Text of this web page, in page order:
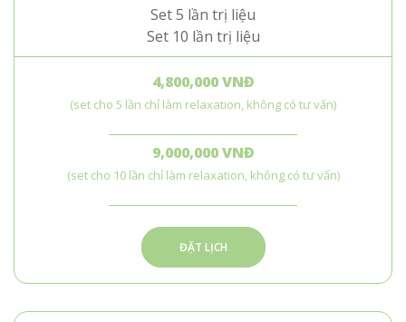
Set 5 lần trị liệu
Set 10 lần trị liệu
4,800,000 VNĐ
(set cho 5 lần chỉ làm relaxation, không có tư vấn)
9,000,000 VNĐ
(set cho 10 lần chỉ làm relaxation, không có tư vấn)
ĐẶT LỊCH